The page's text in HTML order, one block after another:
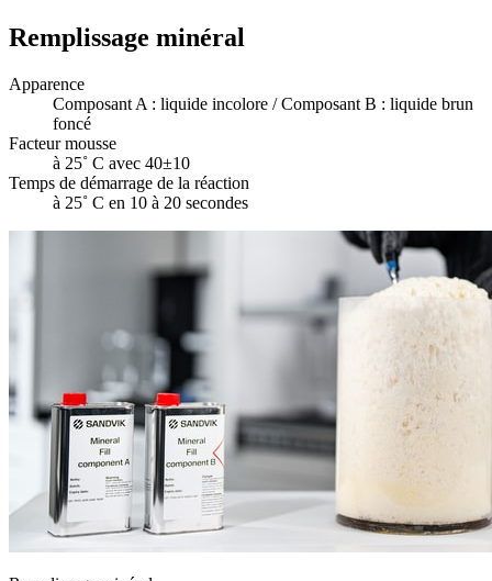
Remplissage minéral
Apparence
Composant A : liquide incolore / Composant B : liquide brun
foncé
Facteur mousse
à 25˚ C avec 40±10
Temps de démarrage de la réaction
à 25˚ C en 10 à 20 secondes